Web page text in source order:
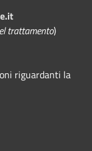
trattamento)
riguardanti la